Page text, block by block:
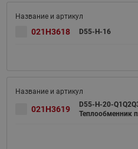
021H3618 D55-H-16
021H3619
D55-H-20-
Теплообменник